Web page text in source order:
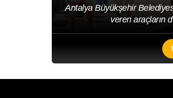
Dünya bu filmleri
gelmiyor.
1